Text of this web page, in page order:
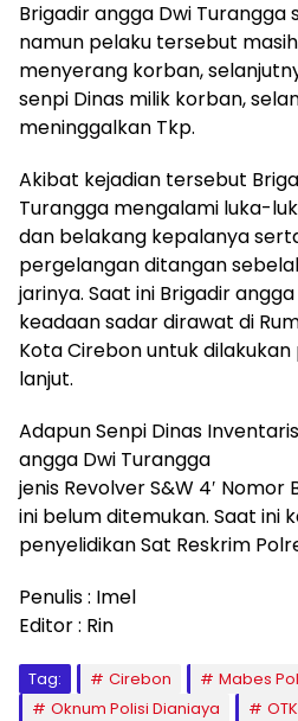
Brigadir angga Dwi
namun pelaku tersebut
menyerang korban,
senpi Dinas milik korban,
meninggalkan Tkp.
Akibat kejadian tersebut
Turangga mengalami luka-
dan belakang kepalanya
pergelangan ditangan
jarinya. Saat ini Brigadir
keadaan sadar dirawat di
Kota Cirebon untuk
lanjut.
Adapun Senpi Dinas
angga Dwi Turangga
jenis Revolver S&W 4′ Nomor
ini belum ditemukan. Saat ini
penyelidikan Sat Reskrim
Penulis : Imel
Editor : Rin
Tag: Cirebon
Mabes
Oknum Polisi Dianiaya
OTK